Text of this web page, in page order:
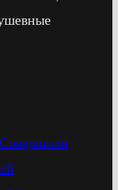
Cовершили